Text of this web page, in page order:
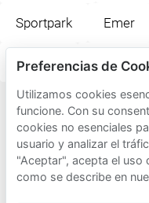
Sportpark Emer
Krogten Biesdonk
Preferencias de
Utilizamos cookies
funcione. Con su
cookies no esenciales
usuario y analizar el
"Aceptar", acepta el
como se describe en